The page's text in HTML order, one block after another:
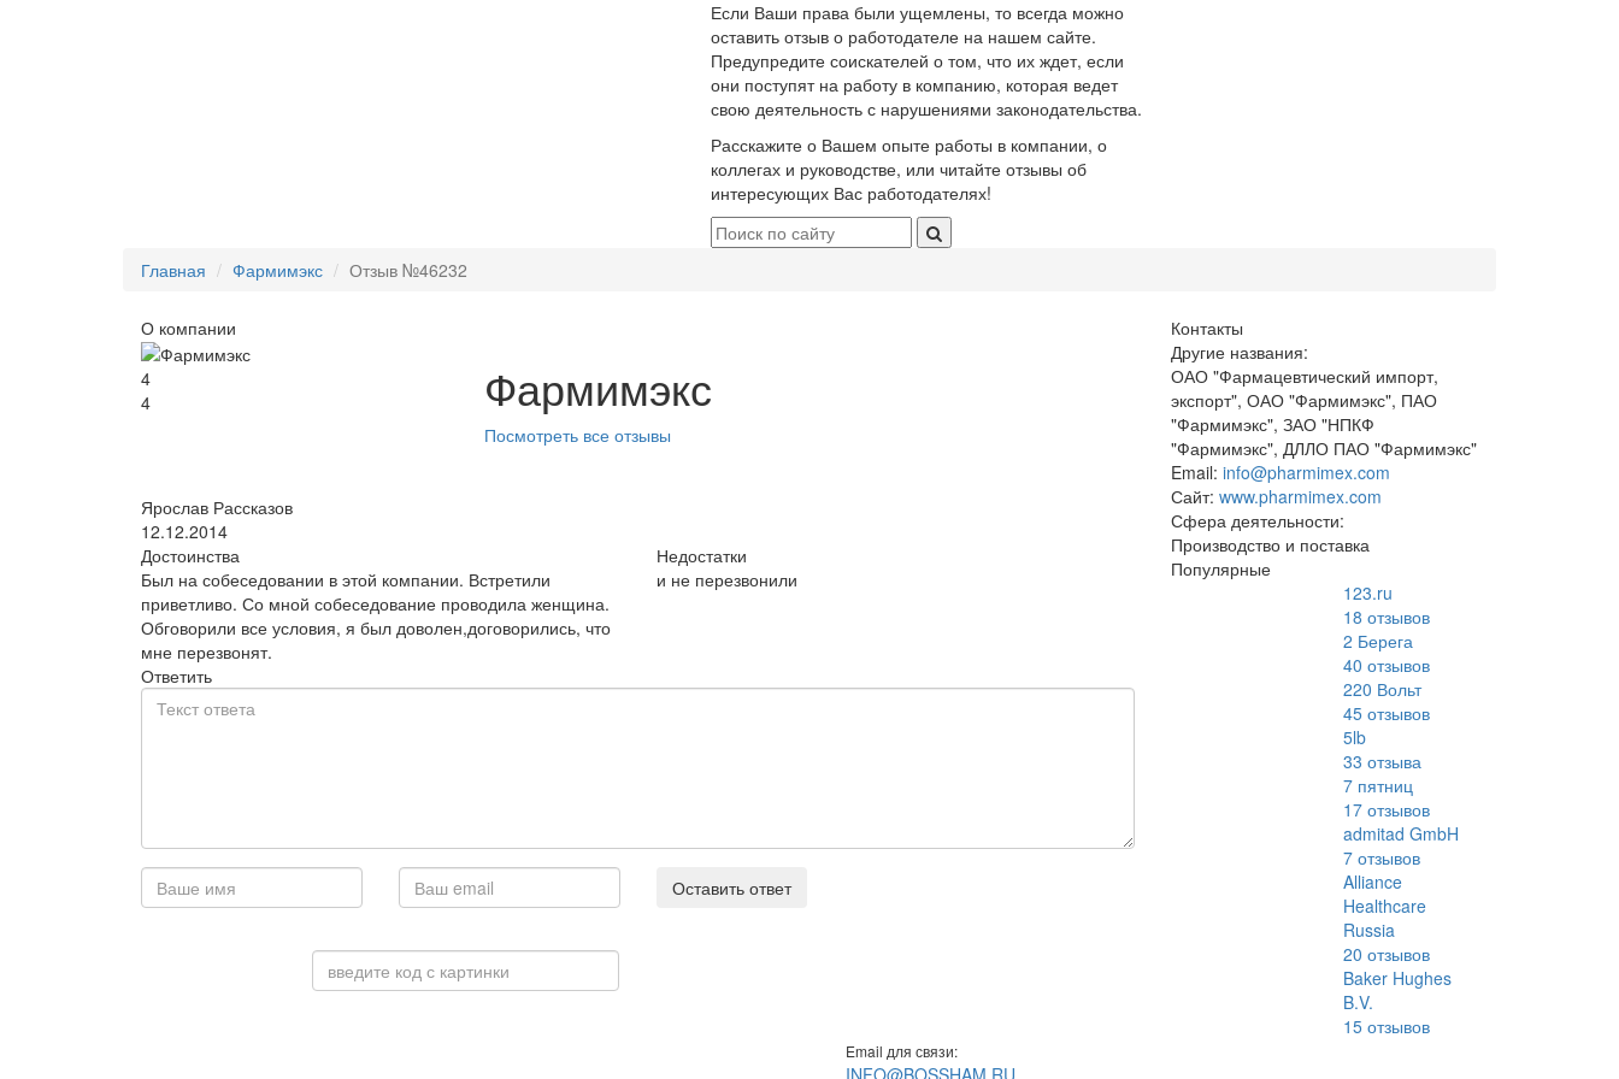
Если Ваши права были ущемлены, то всегда можно
оставить отзыв о работодателе на нашем сайте.
Предупредите соискателей о том, что их ждет, если
они поступят на работу в компанию, которая ведет
свою деятельность с нарушениями законодательства.
Расскажите о Вашем опыте работы в компании, о
коллегах и руководстве, или читайте отзывы об
интересующих Вас работодателях!
Главная Фармимэкс Отзыв №46232
О компании
4
4
Фармимэкс
Посмотреть все отзывы
Ярослав Рассказов
12.12.2014
Достоинства
Был на собеседовании в этой компании. Встретили
приветливо. Со мной собеседование проводила женщина.
Обговорили все условия, я был доволен,договорились, что
мне перезвонят.
Недостатки
и не перезвонили
Ответить
Оставить ответ
Контакты
Другие названия:
ОАО "Фармацевтический импорт,
экспорт", ОАО "Фармимэкс", ПАО
"Фармимэкс", ЗАО "НПКФ
"Фармимэкс", ДЛЛО ПАО "Фармимэкс"
Email: info@pharmimex.com
Сайт: www.pharmimex.com
Сфера деятельности:
Производство и поставка
Популярные
123.ru
18 отзывов
2 Берега
40 отзывов
220 Вольт
45отзывов
5lb
33 отзыва
7 пятниц
17отзывов
admitad GmbH
7отзывов
Alliance
Healthcare
Russia
20 отзывов
Baker Hughes
B.V.
15отзывов
Email для связи:
INFO@BOSSHAM.RU